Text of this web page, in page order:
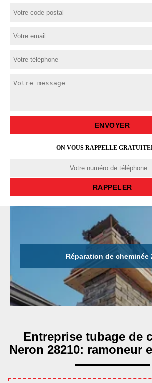
ON VOUS RAPPELLE
Entreprise tubage de
Neron 28210: ramoneur